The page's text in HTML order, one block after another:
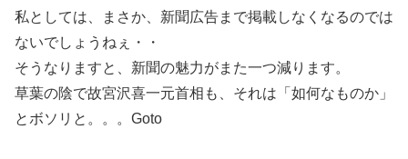
私としては、まさか、新聞広告まで掲載しなくなるのでは
ないでしょうねぇ・・
そうなりますと、新聞の魅力がまた一つ減ります。
草葉の陰で故宮沢喜一元首相も、それは「如何なものか」
とボソリと。。。Goto